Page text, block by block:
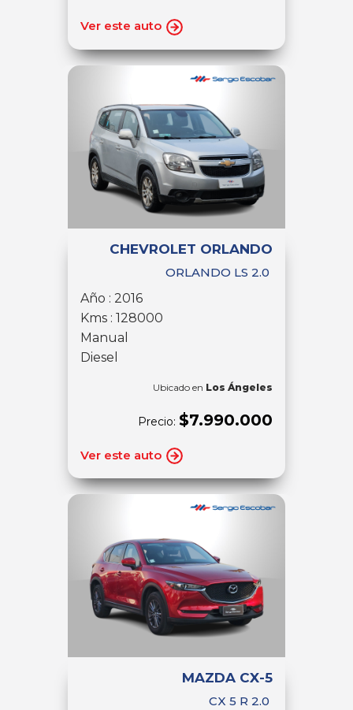
Ver este auto
CHEVROLET ORLANDO
ORLANDO LS 2.0
Año : 2016
Kms : 128000
Manual
Diesel
Ubicado en Los Ángeles
Precio: $7.990.000
Ver este auto
MAZDA CX-5
CX 5 R 2.0